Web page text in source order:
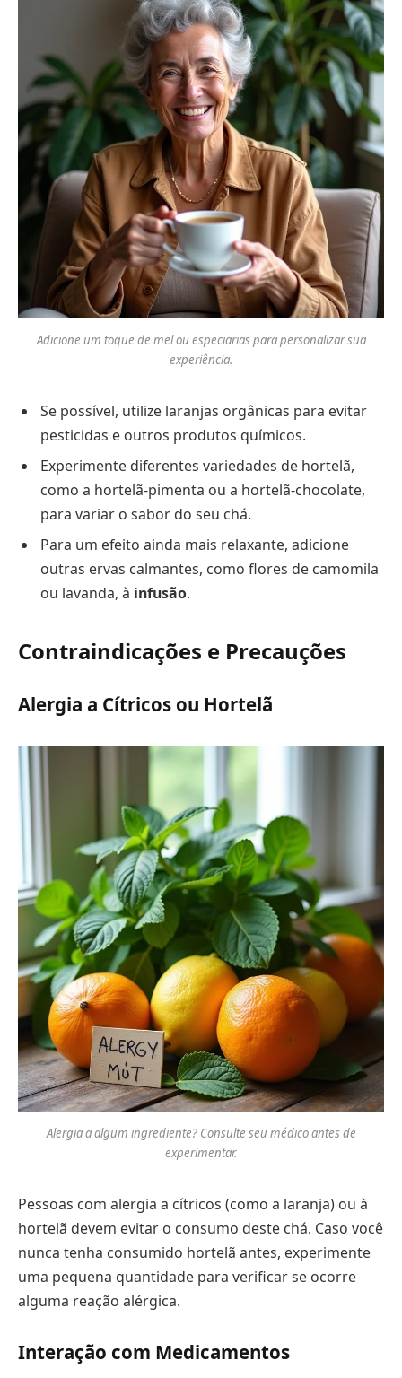
Adicione um toque de mel ou especiarias para personalizar sua
experiência.
Se possível, utilize laranjas orgânicas para evitar
pesticidas e outros produtos químicos.
Experimente diferentes variedades de hortelã,
como a hortelã-pimenta ou a hortelã-chocolate,
para variar o sabor do seu chá.
Para um efeito ainda mais relaxante, adicione
outras ervas calmantes, como flores de camomila
ou lavanda, à infusão.
Contraindicações e Precauções
Alergia a Cítricos ou Hortelã
Alergia a algum ingrediente? Consulte seu médico antes de
experimentar.
Pessoas com alergia a cítricos (como a laranja) ou à
hortelã devem evitar o consumo deste chá. Caso você
nunca tenha consumido hortelã antes, experimente
uma pequena quantidade para verificar se ocorre
alguma reação alérgica.
Interação com Medicamentos